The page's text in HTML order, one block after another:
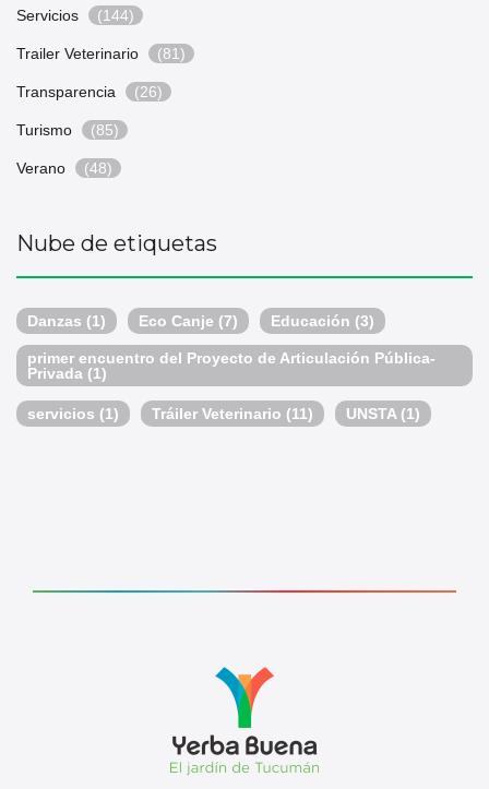
Servicios (144)
Trailer Veterinario (81)
Transparencia (26)
Turismo (85)
Verano (48)
Nube de etiquetas
Danzas (1) Eco Canje (7) Educación (3)
primer encuentro del Proyecto de Articulación Pública-
Privada (1)
servicios (1) Tráiler Veterinario (11) UNSTA (1)